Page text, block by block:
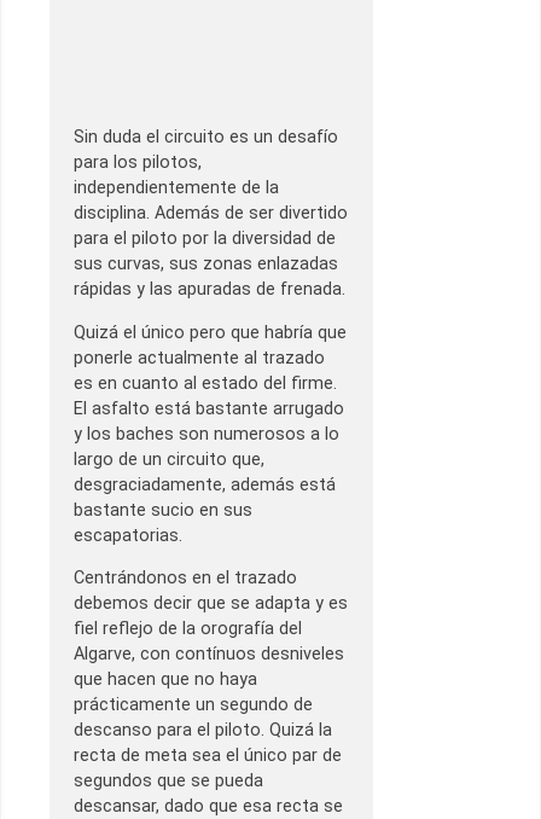
Sin duda el circuito es un desafío
para los pilotos,
independientemente de la
disciplina. Además de ser divertido
para el piloto por la diversidad de
sus curvas, sus zonas enlazadas
rápidas y las apuradas de frenada.
Quizá el único pero que habría que
ponerle actualmente al trazado
es en cuanto al estado del firme.
El asfalto está bastante arrugado
y los baches son numerosos a lo
largo de un circuito que,
desgraciadamente, además está
bastante sucio en sus
escapatorias.
Centrándonos en el trazado
debemos decir que se adapta y es
fiel reflejo de la orografía del
Algarve, con contínuos desniveles
que hacen que no haya
prácticamente un segundo de
descanso para el piloto. Quizá la
recta de meta sea el único par de
segundos que se pueda
descansar, dado que esa recta se